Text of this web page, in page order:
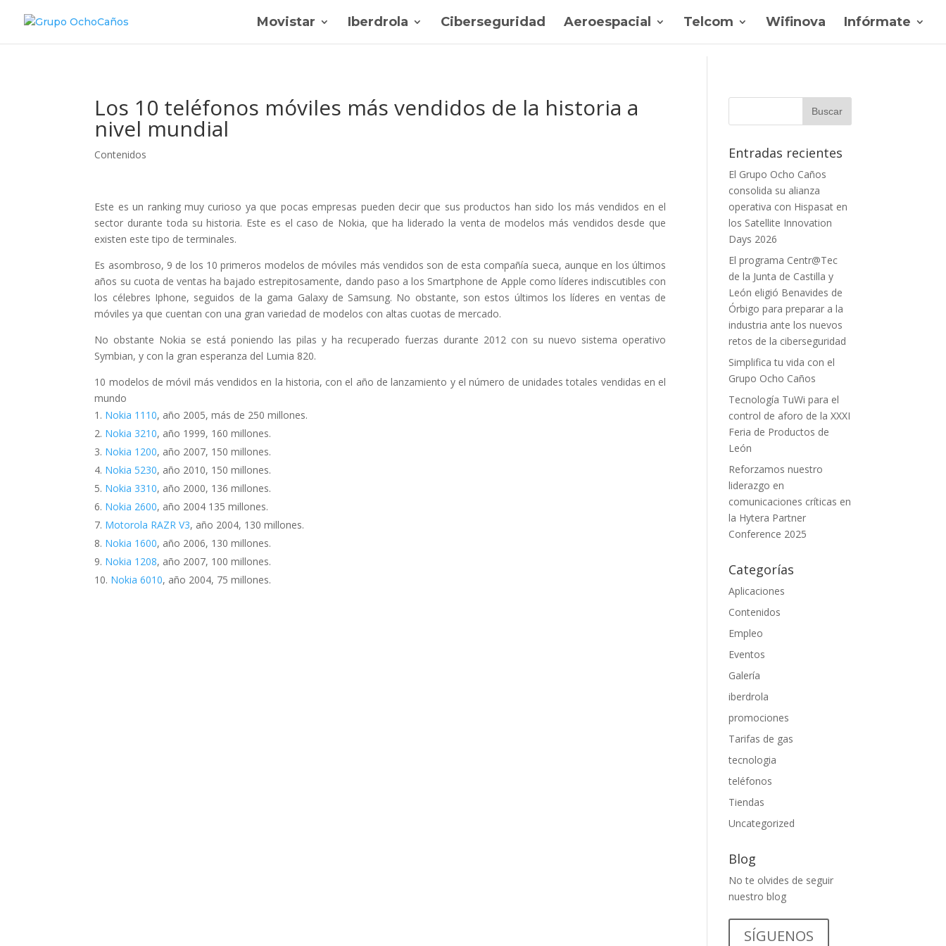
Movistar Iberdrola Ciberseguridad Aeroespacial Telcom Wifinova Infórmate
Los 10 teléfonos móviles más vendidos de la historia a
nivel mundial
Contenidos
Este es un ranking muy curioso ya que pocas empresas pueden decir que sus productos han sido los más vendidos en el
sector durante toda su historia. Este es el caso de Nokia, que ha liderado la venta de modelos más vendidos desde que
existen este tipo de terminales.
Es asombroso, 9 de los 10 primeros modelos de móviles más vendidos son de esta compañía sueca, aunque en los últimos
años su cuota de ventas ha bajado estrepitosamente, dando paso a los Smartphone de Apple como líderes indiscutibles con
los célebres Iphone, seguidos de la gama Galaxy de Samsung. No obstante, son estos últimos los líderes en ventas de
móviles ya que cuentan con una gran variedad de modelos con altas cuotas de mercado.
No obstante Nokia se está poniendo las pilas y ha recuperado fuerzas durante 2012 con su nuevo sistema operativo
Symbian, y con la gran esperanza del Lumia 820.
10 modelos de móvil más vendidos en la historia, con el año de lanzamiento y el número de unidades totales vendidas en el
mundo
Nokia 1110, año 2005, más de 250 millones.
Nokia 3210, año 1999, 160 millones.
Nokia 1200, año 2007, 150 millones.
Nokia 5230, año 2010, 150 millones.
Nokia 3310, año 2000, 136 millones.
Nokia 2600, año 2004 135 millones.
Motorola RAZR V3, año 2004, 130 millones.
Nokia 1600, año 2006, 130 millones.
Nokia 1208, año 2007, 100 millones.
Nokia 6010, año 2004, 75 millones.
Entradas recientes
El Grupo Ocho Caños
consolida su alianza
operativa con Hispasat en
los Satellite Innovation
Days 2026
El programa Centr@Tec
de la Junta de Castilla y
León eligió Benavides de
Órbigo para preparar a la
industria ante los nuevos
retos de la ciberseguridad
Simplifica tu vida con el
Grupo Ocho Caños
Tecnología TuWi para el
control de aforo de la XXXI
Feria de Productos de
León
Reforzamos nuestro
liderazgo en
comunicaciones críticas en
la Hytera Partner
Conference 2025
Categorías
Aplicaciones
Contenidos
Empleo
Eventos
Galería
iberdrola
promociones
Tarifas de gas
tecnologia
teléfonos
Tiendas
Uncategorized
Blog
No te olvides de seguir
nuestro blog
SÍGUENOS